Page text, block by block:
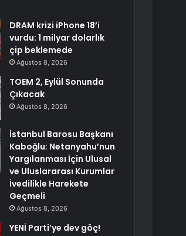
DRAM krizi iPhone 18’i
vurdu: 1 milyar dolarlık
çip beklemede
Ağustos 8, 2026
TOEM 2, Eylül Sonunda
Çıkacak
Ağustos 8, 2026
İstanbul Barosu Başkanı
Kaboğlu: Netanyahu’nun
Yargılanması İçin Ulusal
ve Uluslararası Kurumlar
İvedilikle Harekete
Geçmeli
Ağustos 8, 2026
YENİ Parti’ye dev göç!